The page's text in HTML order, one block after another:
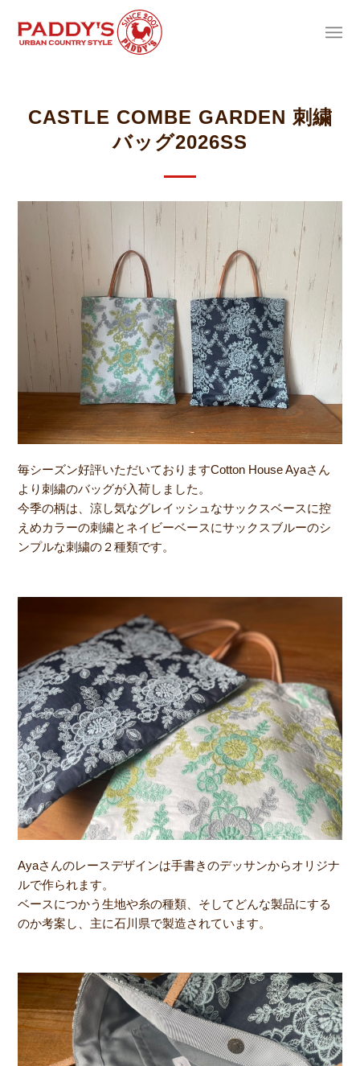
CASTLE COMBE GARDEN 刺繍
バッグ2026SS
毎シーズン好評いただいておりますCotton House Ayaさん
より刺繍のバッグが入荷しました。
今季の柄は、涼し気なグレイッシュなサックスベースに控
えめカラーの刺繍とネイビーベースにサックスブルーのシ
ンプルな刺繍の２種類です。
Ayaさんのレースデザインは手書きのデッサンからオリジナ
ルで作られます。
ベースにつかう生地や糸の種類、そしてどんな製品にする
のか考案し、主に石川県で製造されています。